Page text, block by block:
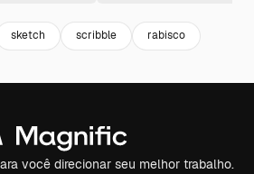
sketch scribble rabisco
você direcionar seu melhor trabalho.